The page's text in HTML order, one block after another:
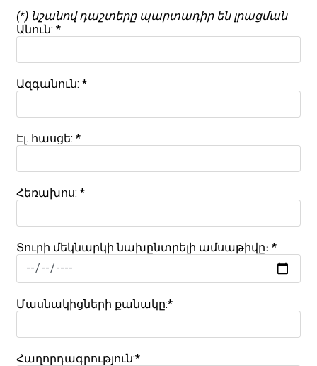
(*) նշանով դաշտերը պարտադիր են լրացման
Անուն: *
Ազգանուն: *
Էլ. հասցե: *
Հեռախոս: *
Տուրի մեկնարկի նախընտրելի ամսաթիվը։ *
Մասնակիցների քանակը:*
Հաղորդագրություն:*